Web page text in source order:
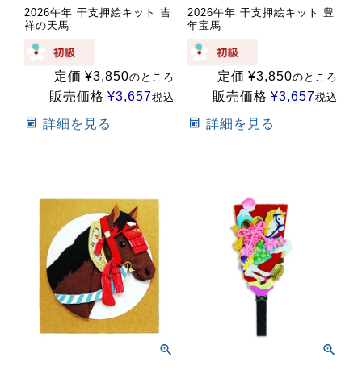
2026午年 干支押絵キット 吉
祥の天馬
定価 ¥3,850のところ
販売価格 ¥3,657税込
詳細を見る
2026午年 干支押絵キット 豊
年宝馬
定価 ¥3,850のところ
販売価格 ¥3,657税込
詳細を見る